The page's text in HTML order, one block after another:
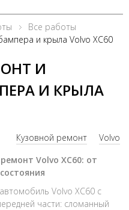
Все работы
и крыла Volvo XC60
И
И КРЫЛА
Кузовной ремонт
Volvo
Volvo XC60: от
Volvo XC60 с
части: сломанный